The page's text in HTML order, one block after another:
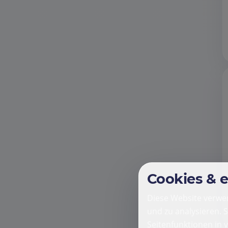
Cookies &
Diese Website
und zu analysieren.